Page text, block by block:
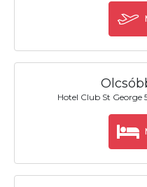
Hotel Club St George